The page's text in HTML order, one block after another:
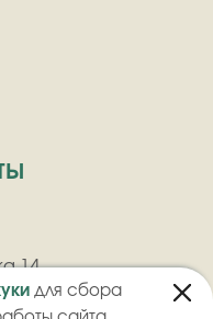
для сбора
14